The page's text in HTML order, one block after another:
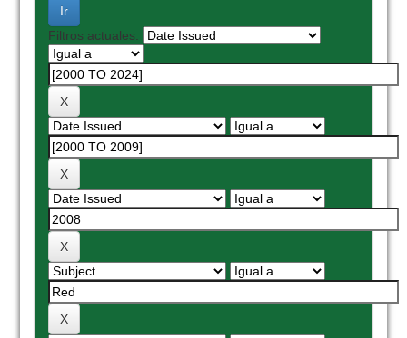
Filtros actuales: